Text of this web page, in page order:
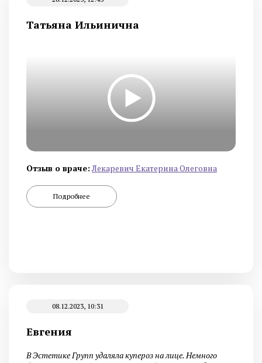
Татьяна Ильинична
Отзыв о враче: Лекаревич Екатерина Олеговна
Подробнее
08.12.2023, 10:31
Евгения
В Эстетике Групп удаляла купероз на лице. Немного